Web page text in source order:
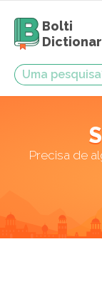
Bolti
Precisa de